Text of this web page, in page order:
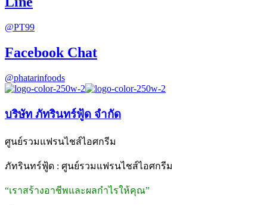
@PT99
Facebook Chat
@phatarinfoods
บริษัท ภัทรินทร์ฟู้ด จำกัด
ศูนย์รวมแฟรนไชส์ไอศกรีม
ภัทรินทร์ฟู้ด : ศูนย์รวมแฟรนไชส์ไอศกรีม
“เราสร้างอาชีพและผลกำไรให้คุณ”